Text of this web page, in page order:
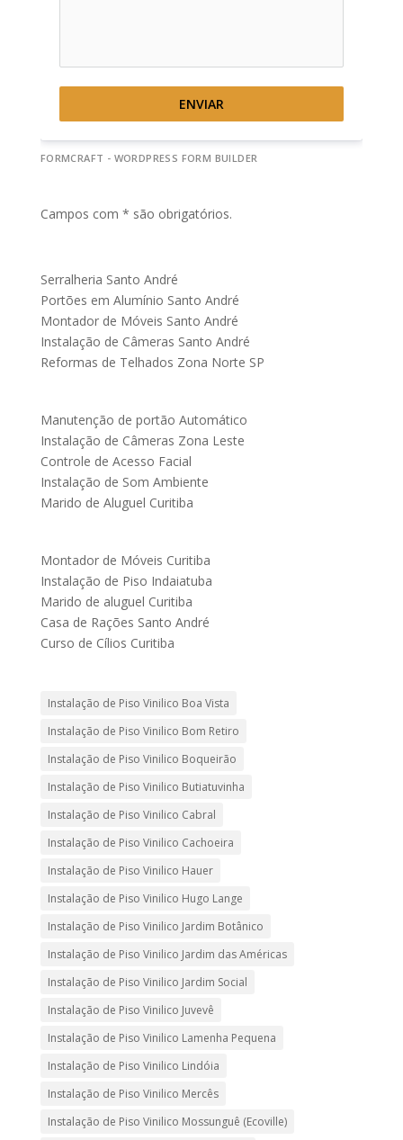
ENVIAR
FORMCRAFT - WORDPRESS FORM BUILDER
Campos com * são obrigatórios.
Serralheria Santo André
Portões em Alumínio Santo André
Montador de Móveis Santo André
Instalação de Câmeras Santo André
Reformas de Telhados Zona Norte SP
Manutenção de portão Automático
Instalação de Câmeras Zona Leste
Controle de Acesso Facial
Instalação de Som Ambiente
Marido de Aluguel Curitiba
Montador de Móveis Curitiba
Instalação de Piso Indaiatuba
Marido de aluguel Curitiba
Casa de Rações Santo André
Curso de Cílios Curitiba
Instalação de Piso Vinilico Boa Vista
Instalação de Piso Vinilico Bom Retiro
Instalação de Piso Vinilico Boqueirão
Instalação de Piso Vinilico Butiatuvinha
Instalação de Piso Vinilico Cabral
Instalação de Piso Vinilico Cachoeira
Instalação de Piso Vinilico Hauer
Instalação de Piso Vinilico Hugo Lange
Instalação de Piso Vinilico Jardim Botânico
Instalação de Piso Vinilico Jardim das Américas
Instalação de Piso Vinilico Jardim Social
Instalação de Piso Vinilico Juvevê
Instalação de Piso Vinilico Lamenha Pequena
Instalação de Piso Vinilico Lindóia
Instalação de Piso Vinilico Mercês
Instalação de Piso Vinilico Mossunguê (Ecoville)